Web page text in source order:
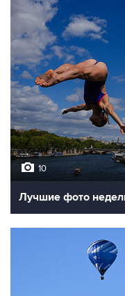
10
Лучшие фото